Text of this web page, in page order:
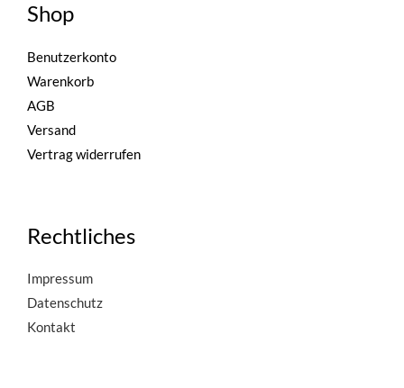
Shop
Benutzerkonto
Warenkorb
AGB
Versand
Vertrag widerrufen
Rechtliches
Impressum
Datenschutz
Kontakt